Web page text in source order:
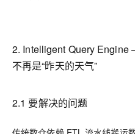
2. Intelligent Query
不再是“昨天的天气”
2.1 要解决的问题